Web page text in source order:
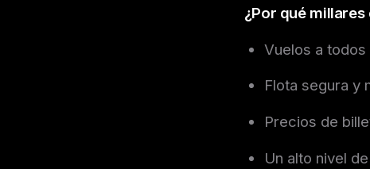
¿Por qué
Vuelos a
Flota segura y
Precios de
Un alto nivel